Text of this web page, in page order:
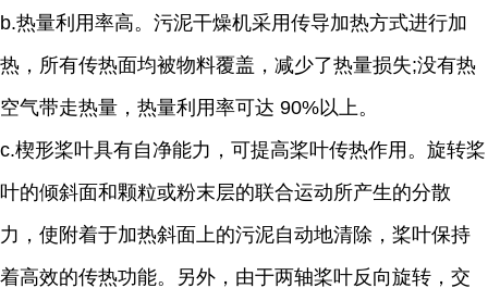
b.热量利用率高。污泥干燥机采用传导加热方式进行加
热，所有传热面均被物料覆盖，减少了热量损失;没有热
空气带走热量，热量利用率可达 90%以上。
c.楔形桨叶具有自净能力，可提高桨叶传热作用。旋转桨
叶的倾斜面和颗粒或粉末层的联合运动所产生的分散
力，使附着于加热斜面上的污泥自动地清除，桨叶保持
着高效的传热功能。另外，由于两轴桨叶反向旋转，交